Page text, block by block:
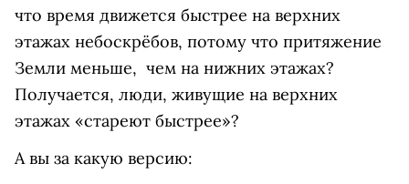
что время движется быстрее на верхних
этажах небоскрёбов, потому что притяжение
Земли меньше, чем на нижних этажах?
Получается, люди, живущие на верхних
этажах «стареют быстрее»?
А вы за какую версию: